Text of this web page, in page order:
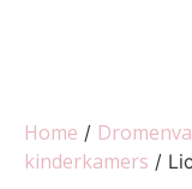
Home /
kinderkamers /